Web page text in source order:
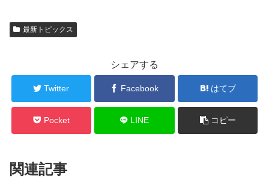
最新トピックス
シェアする
Twitter Facebook はてブ
Pocket LINE コピー
関連記事